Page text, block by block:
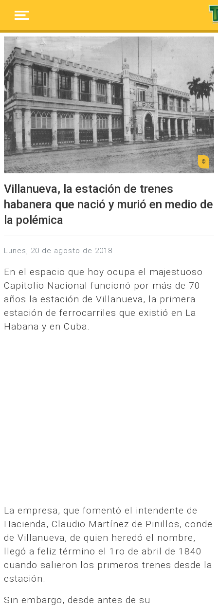
Villanueva, la estación de trenes
habanera que nació y murió en medio de
la polémica
lunes, 20 de agosto de 2018
En el espacio que hoy ocupa el majestuoso
Capitolio Nacional funcionó por más de 70
años la estación de Villanueva, la primera
estación de ferrocarriles que existió en La
Habana y en Cuba.
La empresa, que fomentó el intendente de
Hacienda, Claudio Martínez de Pinillos, conde
de Villanueva, de quien heredó el nombre,
llegó a feliz término el 1ro de abril de 1840
cuando salieron los primeros trenes desde la
estación.
Sin embargo, desde antes de su